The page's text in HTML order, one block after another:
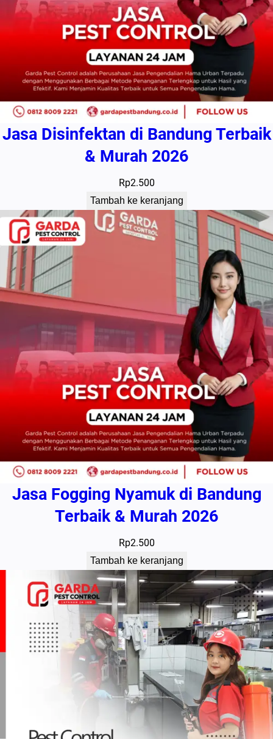
Jasa Disinfektan di Bandung Terbaik
& Murah 2026
Rp2.500
Tambah ke keranjang
Jasa Fogging Nyamuk di Bandung
Terbaik & Murah 2026
Rp2.500
Tambah ke keranjang